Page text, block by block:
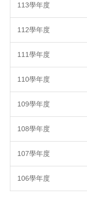
113學年度
112學年度
111學年度
110學年度
109學年度
108學年度
107學年度
106學年度